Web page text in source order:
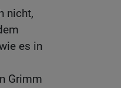
nicht,
es in
Grimm